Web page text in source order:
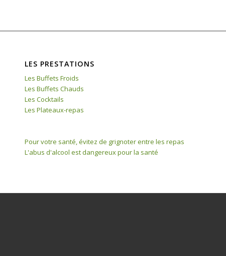
LES PRESTATIONS
Les Buffets Froids
Les Buffets Chauds
Les Cocktails
Les Plateaux-repas
Pour votre santé, évitez de grignoter entre les repas
L'abus d'alcool est dangereux pour la santé